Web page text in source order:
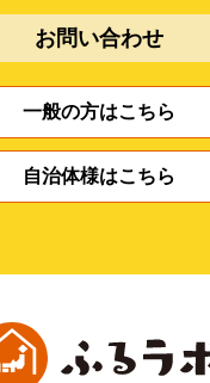
お問い合わせ
一般の方はこちら
自治体様はこちら